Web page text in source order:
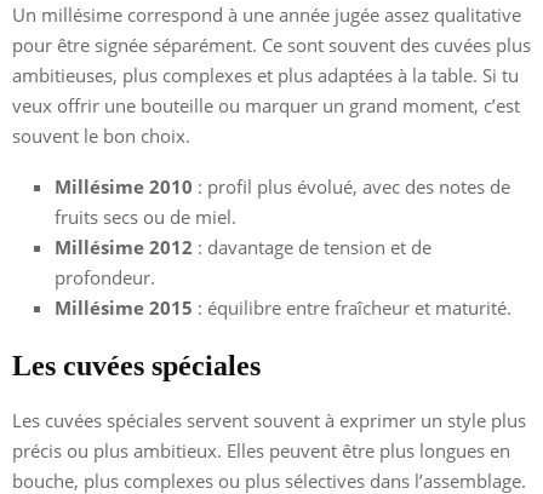
Un millésime correspond à une année jugée assez qualitative
pour être signée séparément. Ce sont souvent des cuvées plus
ambitieuses, plus complexes et plus adaptées à la table. Si tu
veux offrir une bouteille ou marquer un grand moment, c’est
souvent le bon choix.
Millésime 2010 : profil plus évolué, avec des notes de
fruits secs ou de miel.
Millésime 2012 : davantage de tension et de
profondeur.
Millésime 2015 : équilibre entre fraîcheur et maturité.
Les cuvées spéciales
Les cuvées spéciales servent souvent à exprimer un style plus
précis ou plus ambitieux. Elles peuvent être plus longues en
bouche, plus complexes ou plus sélectives dans l’assemblage.